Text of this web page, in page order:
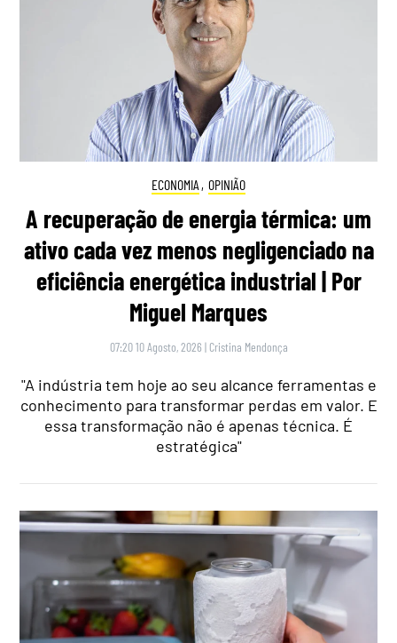
ECONOMIA , OPINIÃO
A recuperação de energia térmica: um
ativo cada vez menos negligenciado na
eficiência energética industrial | Por
Miguel Marques
07:20 10 Agosto, 2026 | Cristina Mendonça
"A indústria tem hoje ao seu alcance ferramentas e
conhecimento para transformar perdas em valor. E
essa transformação não é apenas técnica. É
estratégica"